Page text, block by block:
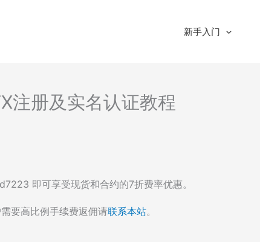
新手入门
注册及实名认证教程
即可享受现货和合约的7折费率优惠。
需要高比例手续费返佣请联系本站。